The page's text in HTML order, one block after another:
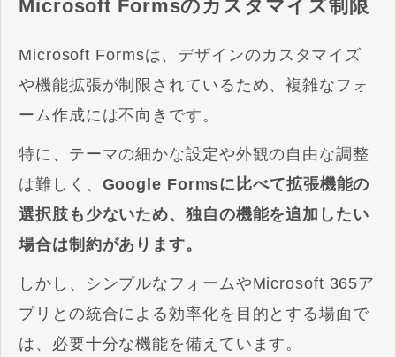
Microsoft Formsのカスタマイズ制限
Microsoft Formsは、デザインのカスタマイズ
や機能拡張が制限されているため、複雑なフォ
ーム作成には不向きです。
特に、テーマの細かな設定や外観の自由な調整
は難しく、 Google Formsに比べて拡張機能の
選択肢も少ないため、独自の機能を追加したい
場合は制約があります。
しかし、シンプルなフォームやMicrosoft 365ア
プリとの統合による効率化を目的とする場面で
は、必要十分な機能を備えています。